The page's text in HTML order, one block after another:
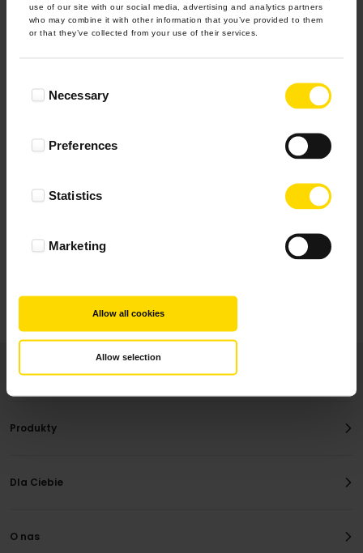
use of our site with our social media, advertising and analytics partners
who may combine it with other information that you’ve provided to them
or that they’ve collected from your use of their services.
SelectionNecessary
Preferences
Statistics
Marketing
Allow all cookies
Allow selection
4.9 z 5.0
Najbardziej pomocne oceny, które doradzą Ci
Produkty
Dla Ciebie
O nas